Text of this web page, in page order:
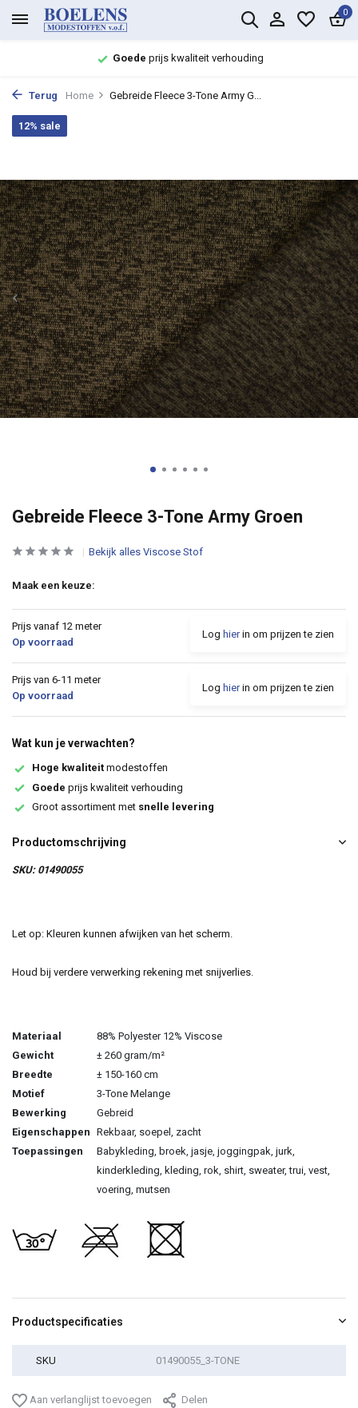
0
Goede prijs kwaliteit verhouding
Terug Home Gebreide Fleece 3-Tone Army G...
Gebreide Fleece 3-Tone Army Groen
12% sale
Bekijk alles Viscose Stof
Maak een keuze:
Prijs vanaf 12 meter
Op voorraad
Log hierin om prijzen te zien
Prijs van 6-11 meter
Op voorraad
Log hierin om prijzen te zien
Wat kun je verwachten?
Hoge kwaliteit modestoffen
Goede prijs kwaliteit verhouding
Groot assortiment met snelle levering
Productomschrijving
SKU: 01490055
Let op: Kleuren kunnen afwijken van het scherm.
Houd bij verdere verwerking rekening met snijverlies.
Materiaal
88% Polyester 12% Viscose
Gewicht
± 260 gram/m²
Breedte
± 150-160 cm
Motief
3-Tone Melange
Bewerking
Gebreid
Eigenschappen Rekbaar, soepel, zacht
Toepassingen
Babykleding, broek, jasje, joggingpak, jurk,
kinderkleding, kleding, rok, shirt, sweater, trui, vest,
voering, mutsen
Productspecificaties
SKU 01490055_3-TONE
Aan verlanglijst toevoegen Delen